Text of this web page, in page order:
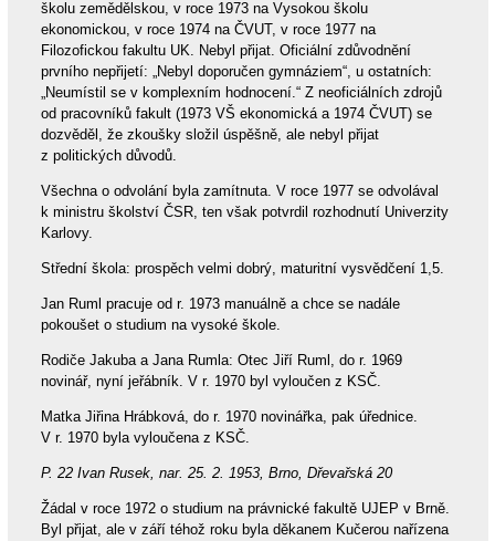
školu zemědělskou, v roce 1973 na Vysokou školu
ekonomickou, v roce 1974 na ČVUT, v roce 1977 na
Filozofickou fakultu UK. Nebyl přijat. Oficiální zdůvodnění
prvního nepřijetí: „Nebyl doporučen gymnáziem“, u ostatních:
„Neumístil se v komplexním hodnocení.“ Z neoficiálních zdrojů
od pracovníků fakult (1973 VŠ ekonomická a 1974 ČVUT) se
dozvěděl, že zkoušky složil úspěšně, ale nebyl přijat
z politických důvodů.
Všechna o odvolání byla zamítnuta. V roce 1977 se odvolával
k ministru školství ČSR, ten však potvrdil rozhodnutí Univerzity
Karlovy.
Střední škola: prospěch velmi dobrý, maturitní vysvědčení 1,5.
Jan Ruml pracuje od r. 1973 manuálně a chce se nadále
pokoušet o studium na vysoké škole.
Rodiče Jakuba a Jana Rumla: Otec Jiří Ruml, do r. 1969
novinář, nyní jeřábník. V r. 1970 byl vyloučen z KSČ.
Matka Jiřina Hrábková, do r. 1970 novinářka, pak úřednice.
V r. 1970 byla vyloučena z KSČ.
P. 22 Ivan Rusek, nar. 25. 2. 1953, Brno, Dřevařská 20
Žádal v roce 1972 o studium na právnické fakultě UJEP v Brně.
Byl přijat, ale v září téhož roku byla děkanem Kučerou nařízena